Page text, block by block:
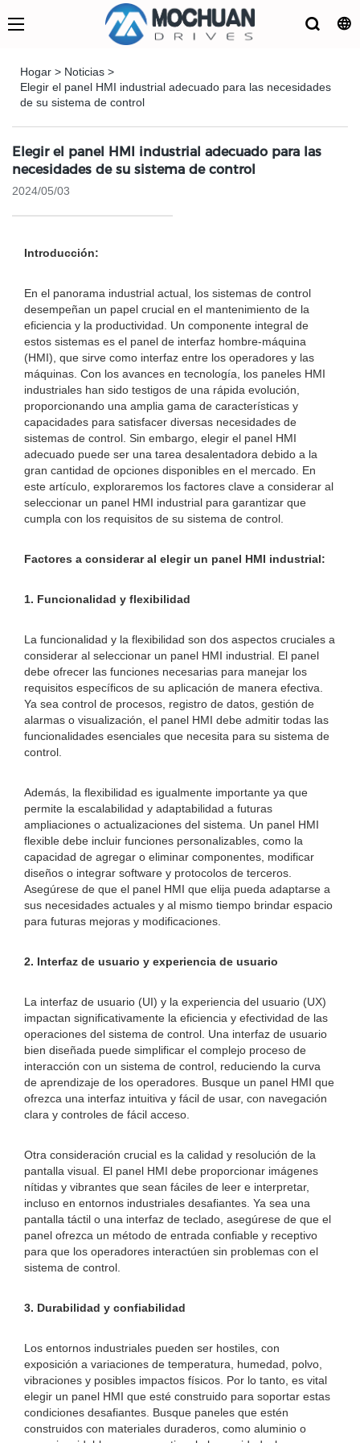
Hogar > Noticias >
Elegir el panel HMI industrial adecuado para las necesidades
de su sistema de control
Elegir el panel HMI industrial adecuado para las
necesidades de su sistema de control
2024/05/03
Introducción:
En el panorama industrial actual, los sistemas de control
desempeñan un papel crucial en el mantenimiento de la
eficiencia y la productividad. Un componente integral de
estos sistemas es el panel de interfaz hombre-máquina
(HMI), que sirve como interfaz entre los operadores y las
máquinas. Con los avances en tecnología, los paneles HMI
industriales han sido testigos de una rápida evolución,
proporcionando una amplia gama de características y
capacidades para satisfacer diversas necesidades de
sistemas de control. Sin embargo, elegir el panel HMI
adecuado puede ser una tarea desalentadora debido a la
gran cantidad de opciones disponibles en el mercado. En
este artículo, exploraremos los factores clave a considerar al
seleccionar un panel HMI industrial para garantizar que
cumpla con los requisitos de su sistema de control.
Factores a considerar al elegir un panel HMI industrial:
1. Funcionalidad y flexibilidad
La funcionalidad y la flexibilidad son dos aspectos cruciales a
considerar al seleccionar un panel HMI industrial. El panel
debe ofrecer las funciones necesarias para manejar los
requisitos específicos de su aplicación de manera efectiva.
Ya sea control de procesos, registro de datos, gestión de
alarmas o visualización, el panel HMI debe admitir todas las
funcionalidades esenciales que necesita para su sistema de
control.
Además, la flexibilidad es igualmente importante ya que
permite la escalabilidad y adaptabilidad a futuras
ampliaciones o actualizaciones del sistema. Un panel HMI
flexible debe incluir funciones personalizables, como la
capacidad de agregar o eliminar componentes, modificar
diseños o integrar software y protocolos de terceros.
Asegúrese de que el panel HMI que elija pueda adaptarse a
sus necesidades actuales y al mismo tiempo brindar espacio
para futuras mejoras y modificaciones.
2. Interfaz de usuario y experiencia de usuario
La interfaz de usuario (UI) y la experiencia del usuario (UX)
impactan significativamente la eficiencia y efectividad de las
operaciones del sistema de control. Una interfaz de usuario
bien diseñada puede simplificar el complejo proceso de
interacción con un sistema de control, reduciendo la curva
de aprendizaje de los operadores. Busque un panel HMI que
ofrezca una interfaz intuitiva y fácil de usar, con navegación
clara y controles de fácil acceso.
Otra consideración crucial es la calidad y resolución de la
pantalla visual. El panel HMI debe proporcionar imágenes
nítidas y vibrantes que sean fáciles de leer e interpretar,
incluso en entornos industriales desafiantes. Ya sea una
pantalla táctil o una interfaz de teclado, asegúrese de que el
panel ofrezca un método de entrada confiable y receptivo
para que los operadores interactúen sin problemas con el
sistema de control.
3. Durabilidad y confiabilidad
Los entornos industriales pueden ser hostiles, con
exposición a variaciones de temperatura, humedad, polvo,
vibraciones y posibles impactos físicos. Por lo tanto, es vital
elegir un panel HMI que esté construido para soportar estas
condiciones desafiantes. Busque paneles que estén
construidos con materiales duraderos, como aluminio o